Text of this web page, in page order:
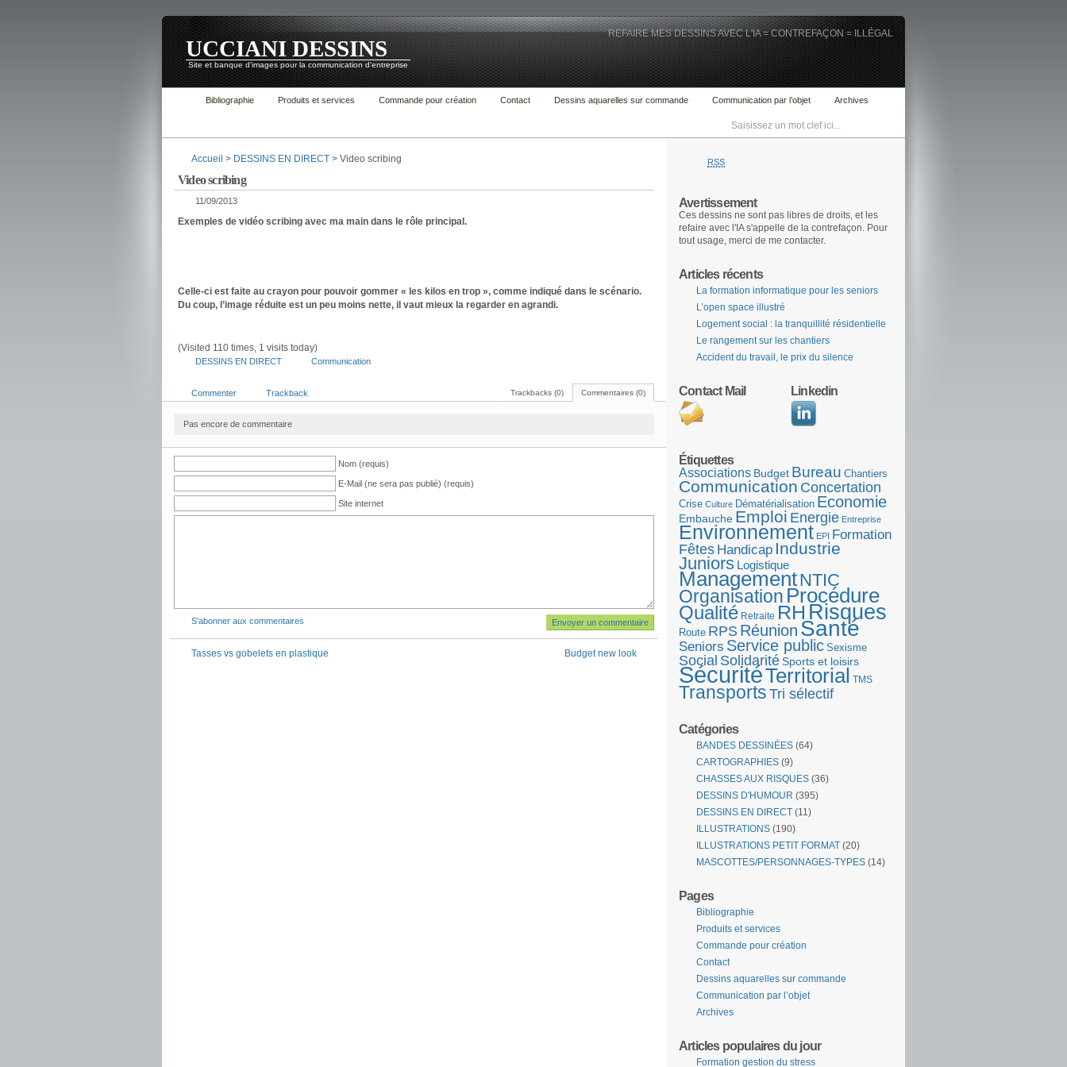
REFAIRE MES DESSINS AVEC L'IA = CONTREFAÇON = ILLÉGAL
UCCIANI DESSINS
Site et banque d'images pour la communication d'entreprise
Bibliographie Produits et services Commande pour création Contact Dessins aquarelles sur commande Communication par l’objet Archives
Accueil > DESSINS EN DIRECT > Video scribing
Video scribing
11/09/2013
Exemples de vidéo scribing avec ma main dans le rôle principal.
Celle-ci est faite au crayon pour pouvoir gommer « les kilos en trop », comme indiqué dans le scénario.
Du coup, l’image réduite est un peu moins nette, il vaut mieux la regarder en agrandi.
(Visited 110 times, 1 visits today)
DESSINS EN DIRECT Communication
Commentaires (0)
Trackbacks (0)
Commenter Trackback
Pas encore de commentaire
Nom (requis)
E-Mail (ne sera pas publié) (requis)
Site internet
S'abonner aux commentaires
Tasses vs gobelets en plastique Budget new look
RSS
Avertissement
Ces dessins ne sont pas libres de droits, et les
refaire avec l'IA s'appelle de la contrefaçon. Pour
tout usage, merci de me contacter.
Articles récents
La formation informatique pour les seniors
L’open space illustré
Logement social : la tranquillité résidentielle
Le rangement sur les chantiers
Accident du travail, le prix du silence
Linkedin
Contact Mail
Étiquettes
Associations Budget Bureau Chantiers
Communication Concertation
Crise Culture Dématérialisation Economie
Embauche Emploi Energie Entreprise
Environnement EPI Formation
Fêtes Handicap Industrie
Juniors Logistique
ManagementNTIC
Organisation Procédure
Qualité Retraite RH Risques
Route RPS Réunion Santé
Seniors Service public Sexisme
Social SolidaritéSports et loisirs
SécuritéTerritorial TMS
TransportsTri sélectif
Catégories
BANDES DESSINÉES (64)
CARTOGRAPHIES (9)
CHASSES AUX RISQUES (36)
DESSINS D'HUMOUR (395)
DESSINS EN DIRECT (11)
ILLUSTRATIONS (190)
ILLUSTRATIONS PETIT FORMAT (20)
MASCOTTES/PERSONNAGES-TYPES (14)
Pages
Bibliographie
Produits et services
Commande pour création
Contact
Dessins aquarelles sur commande
Communication par l’objet
Archives
Articles populaires du jour
Formation gestion du stress